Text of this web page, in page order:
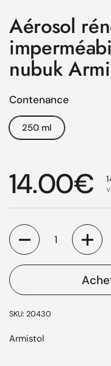
Aérosol
nubuk
Contenance
250 ml
Prix
14.00€
Quantité
SKU: 20430
Armistol